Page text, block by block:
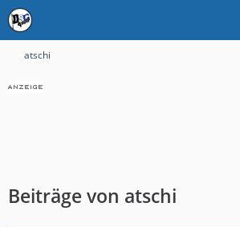
atschi
Beiträge von atschi